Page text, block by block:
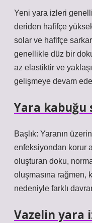
Yeni yara izleri
deriden hafifçe
solar ve hafifçe
genellikle düz bir
az elastiktir ve
gelişmeye devam
Yara kabuğu
Başlık: Yaranın
enfeksiyondan korur
oluşturan doku,
oluşmasına rağmen,
nedeniyle farklı
Vazelin yara